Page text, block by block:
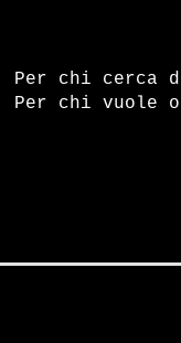
Per chi cerca
Per chi